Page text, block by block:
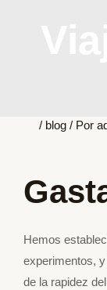
/ blog / Por
Hemos
experimentos,
de la rapidez